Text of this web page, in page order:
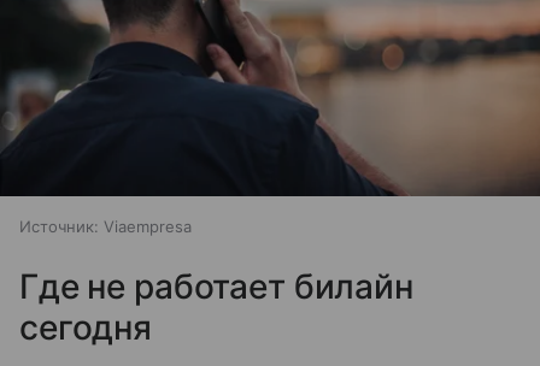
Источник: Viaempresa
Где не работает билайн
сегодня